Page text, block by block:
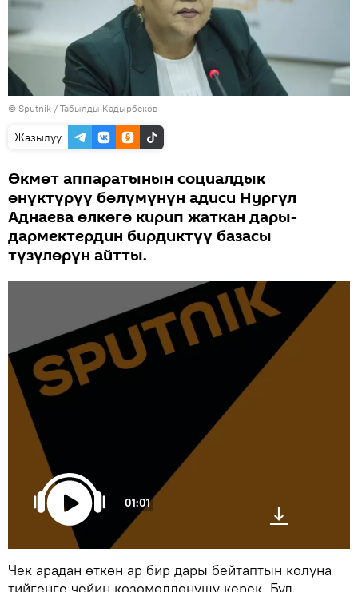
© Sputnik / Табылды Кадырбеков
Жазылуу
Өкмөт аппаратынын социалдык
өнүктүрүү бөлүмүнүн адиси Нургүл
Аднаева өлкөгө кирип жаткан дары-
дармектердин бирдиктүү базасы
түзүлөрүн айтты.
01:01
Чек арадан өткөн ар бир дары бейтаптын колуна
тийгенге чейин көзөмөлдөнүшү керек. Бул